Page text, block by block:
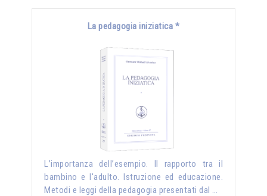
La pedagogia iniziatica *
L’importanza dell’esempio. Il rapporto tra il
bambino e l'adulto. Istruzione ed educazione.
Metodi e leggi della pedagogia presentati dal …